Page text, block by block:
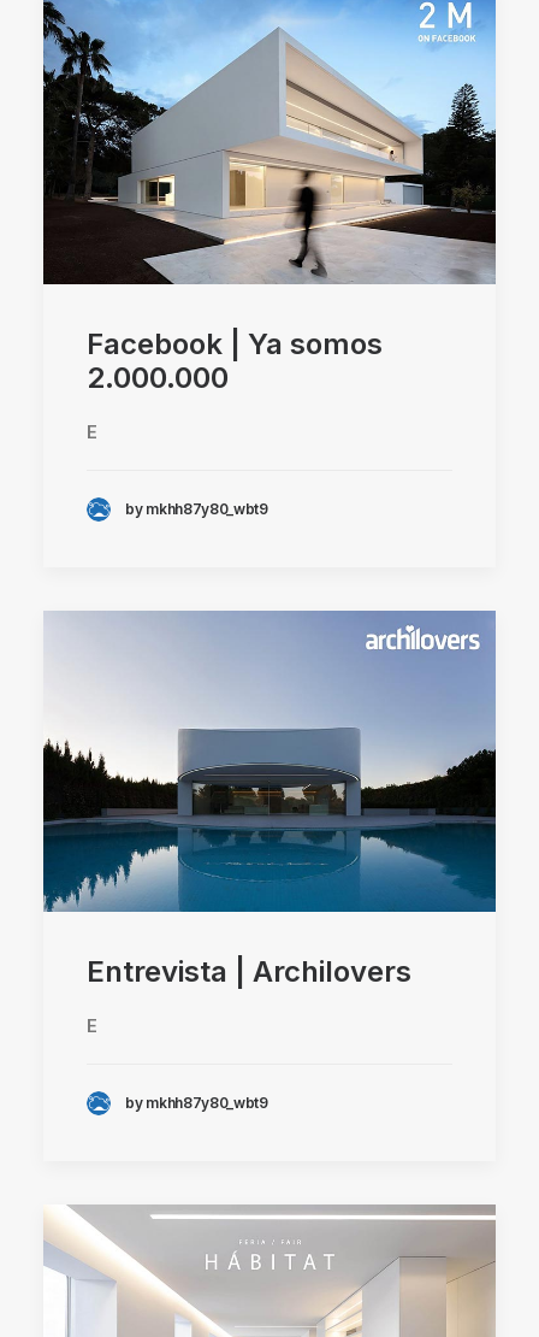
Facebook | Ya somos
2.000.000
E
by mkhh87y80_wbt9
Entrevista | Archilovers
E
by mkhh87y80_wbt9